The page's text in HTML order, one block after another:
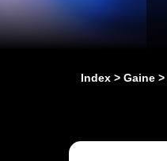
Index Gaine